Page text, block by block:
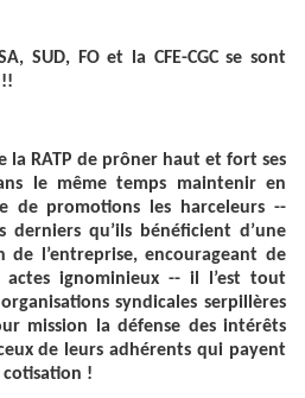
SUD, FO et la CFE-CGC se sont
la RATP de prôner haut et fort ses
le même temps maintenir en
de promotions les harceleurs --
derniers qu’ils bénéficient d’une
l’entreprise, encourageant de
ignominieux -- il l’est tout
syndicales serpillères
mission la défense des intérêts
de leurs adhérents qui payent
!